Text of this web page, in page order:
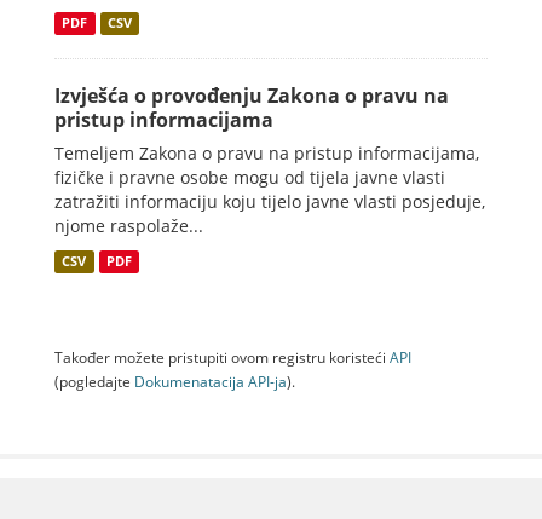
PDF CSV
Izvješća o provođenju Zakona o pravu na
pristup informacijama
Temeljem Zakona o pravu na pristup informacijama,
fizičke i pravne osobe mogu od tijela javne vlasti
zatražiti informaciju koju tijelo javne vlasti posjeduje,
njome raspolaže...
CSV PDF
Također možete pristupiti ovom registru koristeći API
(pogledajte Dokumenаtаcijа API-jа).